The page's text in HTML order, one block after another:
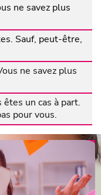
ne savez plus
Sauf, peut-être,
ne savez plus
un cas à part.
pour vous.